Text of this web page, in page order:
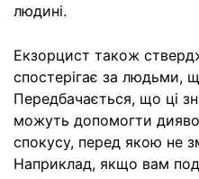
людині.
Екзорцист також
спостерігає за людьми,
Передбачається, що ці
можуть допомогти
спокусу, перед якою не
Наприклад, якщо вам